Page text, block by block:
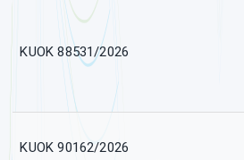
KUOK 88531/2026
KUOK 90162/2026